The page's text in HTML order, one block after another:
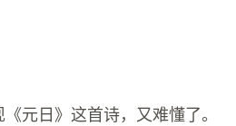
元日》这首诗，又难懂了。